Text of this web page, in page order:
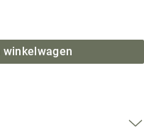
winkelwagen